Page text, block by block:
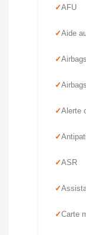
AFU
Aide
Alerte
ASR
Carte